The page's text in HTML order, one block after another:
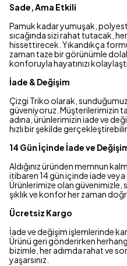
Sade, Ama Etkili
Pamuk kadar yumuşak,
sıcağında sizi rahat tutacak,
hissettirecek. Yıkandıkça
zaman taze bir görünümle
konforuyla hayatınızı
İade & Değişim
Çizgi Triko olarak, sunduğumuz
güveniyoruz. Müşterilerimizin
adına, ürünlerimizin iade ve
hızlı bir şekilde
14 Gün İçinde İade ve
Aldığınız üründen memnun
itibaren 14 gün içinde iade
Ürünlerimize olan güvenimizle,
şıklık ve konfor her zaman
Ücretsiz Kargo
İade ve değişim işlemlerinde
Ürünü geri gönderirken
bizimle, her adımda rahat ve
yaşarsınız.